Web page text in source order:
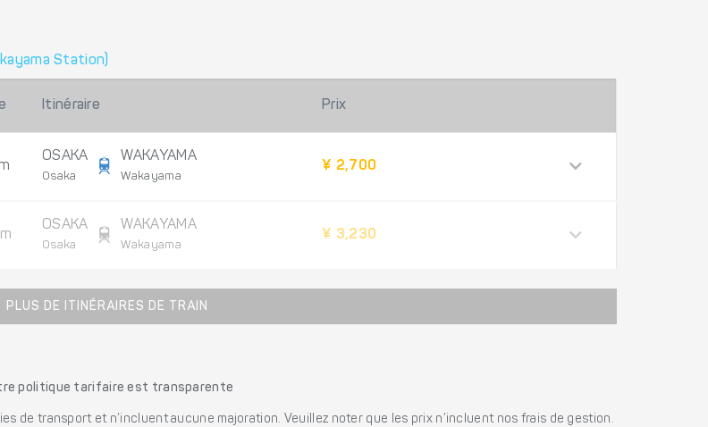
Station)
Itinéraire Prix
OSAKA
Osaka
WAKAYAMA
Wakayama
¥ 2,700
OSAKA
Osaka
WAKAYAMA
Wakayama
¥ 3,230
PLUS DE ITINÉRAIRES DE TRAIN
politique tarifaire est transparente
de transport et n’incluent aucune majoration. Veuillez noter que les prix n’incluent nos frais de gestion.